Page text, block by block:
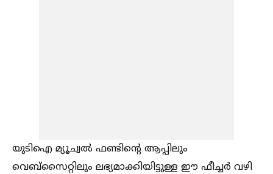
യുടിഐ മ്യൂച്വല്‍ ഫണ്ടിന്‍റെ ആപ്പിലും
വെബ്സൈറ്റിലും ലഭ്യമാക്കിയിട്ടുള്ള ഈ ഫീച്ചര്‍ വഴി